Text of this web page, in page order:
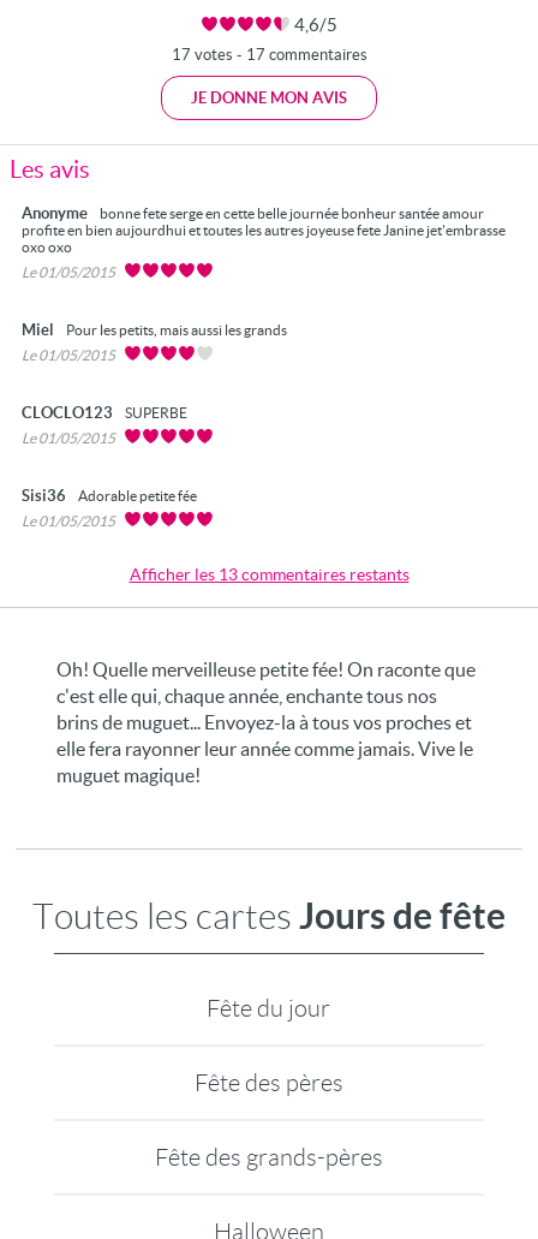
4,6/5
17 votes - 17 commentaires
JE DONNE MON AVIS
Les avis
Anonyme
bonne fete serge en cette belle journée bonheur santée amour
profite en bien aujourdhui et toutes les autres joyeuse fete Janine jet'embrasse
oxo oxo
Le 01/05/2015
Miel
Pour les petits, mais aussi les grands
Le 01/05/2015
CLOCLO123
SUPERBE
Le 01/05/2015
Sisi36
Adorable petite fée
Le 01/05/2015
Afficher les 13 commentaires restants
Oh! Quelle merveilleuse petite fée! On raconte que
c'est elle qui, chaque année, enchante tous nos
brins de muguet... Envoyez-la à tous vos proches et
elle fera rayonner leur année comme jamais. Vive le
muguet magique!
Toutes les cartes Jours de fête
Fête du jour
Fête des pères
Fête des grands-pères
Halloween